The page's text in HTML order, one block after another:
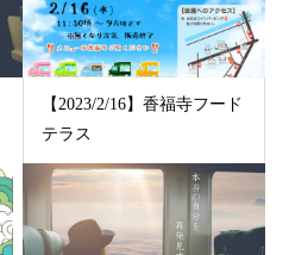
【2023/2/16】香福寺フード
テラス